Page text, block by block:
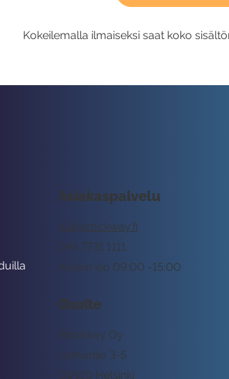
Kokeilemalla ilmaiseksi saat koko
Asiakaspalvelu
tuki@rockway.fi
Arkisin klo 09:00 -15:00
045 7731 1111
Osoite
Rockway Oy
Lemuntie 3-5
00510 Helsinki